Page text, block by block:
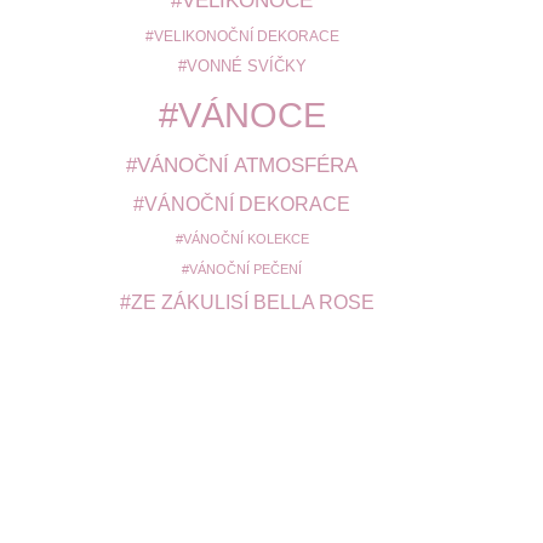
VELIKONOČNÍ DEKORACE
VONNÉ SVÍČKY
VÁNOCE
VÁNOČNÍ ATMOSFÉRA
VÁNOČNÍ DEKORACE
VÁNOČNÍ KOLEKCE
VÁNOČNÍ PEČENÍ
ZE ZÁKULISÍ BELLA ROSE